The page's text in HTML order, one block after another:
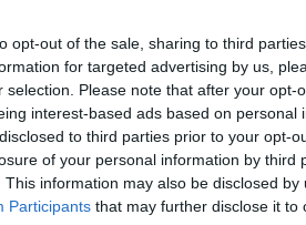
opt-out of the sale, sharing to third
for targeted advertising by us,
selection. Please note that after your opt-
interest-based ads based on personal
to third parties prior to your opt-
of your personal information by third
This information may also be disclosed
Participants that may further disclose it to